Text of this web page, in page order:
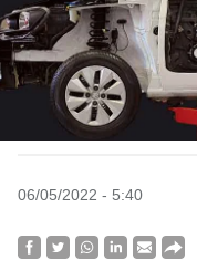
06/05/2022 - 5:40